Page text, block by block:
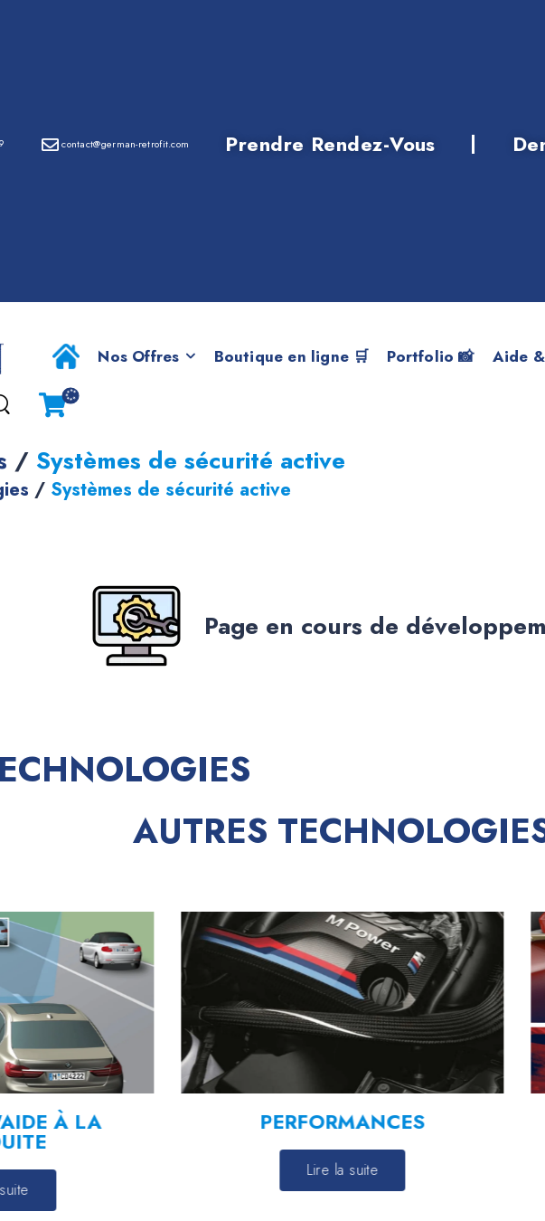
contact@german-retrofit.com Prendre Rendez-Vous
Nos Offres Boutique en ligne 🛒 Portfolio 📸 Aide
/ Systèmes de sécurité active
/ Systèmes de sécurité active
Page en cours de
AUTRES
À LA PERFORMANCES
Lire la suite